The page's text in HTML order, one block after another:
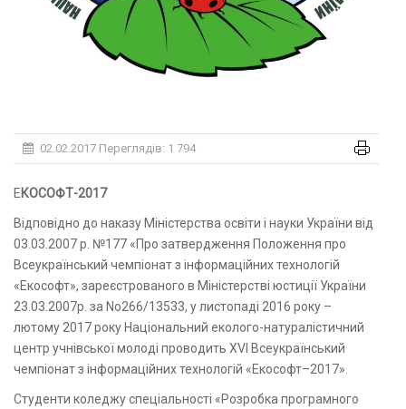
02.02.2017 Переглядів: 1 794
ЕКОСОФТ-2017
Відповідно до наказу Міністерства освіти і науки України від
03.03.2007 р. №177 «Про затвердження Положення про
Всеукраїнський чемпіонат з інформаційних технологій
«Екософт», зареєстрованого в Міністерстві юстиції України
23.03.2007р. за No266/13533, у листопаді 2016 року –
лютому 2017 року Національний еколого-натуралістичний
центр учнівської молоді проводить ХVІ Всеукраїнський
чемпіонат з інформаційних технологій «Екософт–2017».
Студенти коледжу спеціальності «Розробка програмного